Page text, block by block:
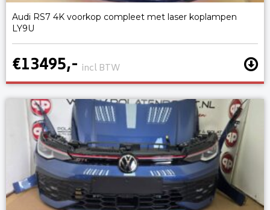
Audi RS7 4K voorkop compleet met laser koplampen
LY9U
€13495,- incl BTW